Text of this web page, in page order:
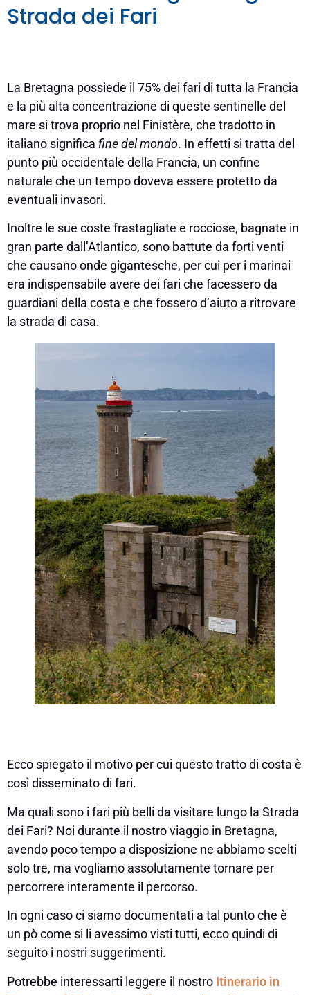
Strada dei Fari
La Bretagna possiede il 75% dei fari di tutta la Francia
e la più alta concentrazione di queste sentinelle del
mare si trova proprio nel Finistère, che tradotto in
italiano significa fine del mondo. In effetti si tratta del
punto più occidentale della Francia, un confine
naturale che un tempo doveva essere protetto da
eventuali invasori.
Inoltre le sue coste frastagliate e rocciose, bagnate in
gran parte dall’Atlantico, sono battute da forti venti
che causano onde gigantesche, per cui per i marinai
era indispensabile avere dei fari che facessero da
guardiani della costa e che fossero d’aiuto a ritrovare
la strada di casa.
Ecco spiegato il motivo per cui questo tratto di costa è
così disseminato di fari.
Ma quali sono i fari più belli da visitare lungo la Strada
dei Fari? Noi durante il nostro viaggio in Bretagna,
avendo poco tempo a disposizione ne abbiamo scelti
solo tre, ma vogliamo assolutamente tornare per
percorrere interamente il percorso.
In ogni caso ci siamo documentati a tal punto che è
un pò come si li avessimo visti tutti, ecco quindi di
seguito i nostri suggerimenti.
Potrebbe interessarti leggere il nostro Itinerario in